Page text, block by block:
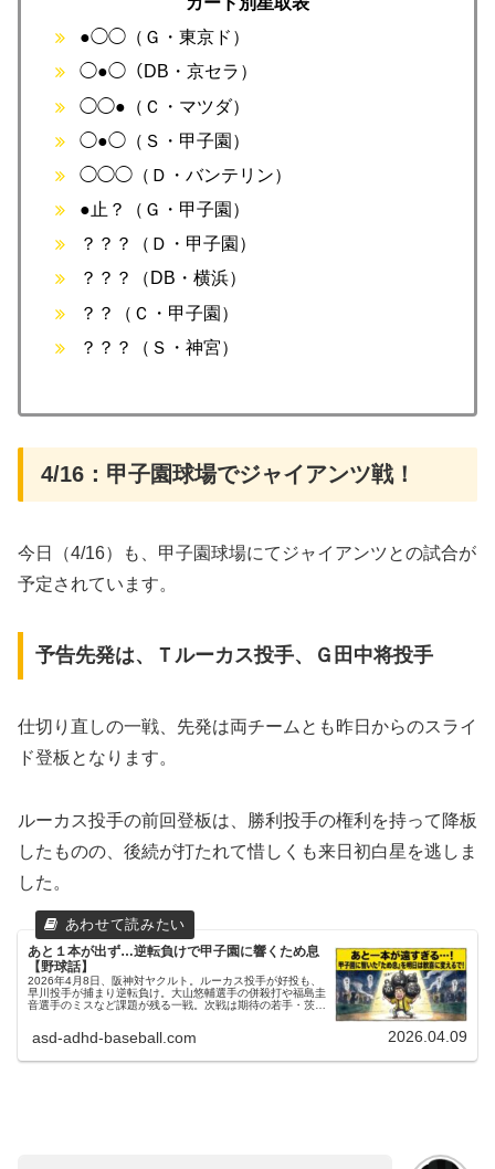
●◯◯（Ｇ・東京ド）
◯●◯（DB・京セラ）
◯◯●（Ｃ・マツダ）
◯●◯（Ｓ・甲子園）
◯◯◯（Ｄ・バンテリン）
●止？（Ｇ・甲子園）
？？？（Ｄ・甲子園）
？？？（DB・横浜）
？？（Ｃ・甲子園）
？？？（Ｓ・神宮）
4/16：甲子園球場でジャイアンツ戦！
今日（4/16）も、甲子園球場にてジャイアンツとの試合が
予定されています。
予告先発は、Ｔルーカス投手、Ｇ田中将投手
仕切り直しの一戦、先発は両チームとも昨日からのスライ
ド登板となります。
​ルーカス投手の前回登板は、勝利投手の権利を持って降板
したものの、後続が打たれて惜しくも来日初白星を逃しま
した。
あと１本が出ず…逆転負けで甲子園に響くため息
【野球話】
2026年4月8日、阪神対ヤクルト。ルーカス投手が好投も、
早川投手が捕まり逆転負け。大山悠輔選手の併殺打や福島圭
音選手のミスなど課題が残る一戦。次戦は期待の若手・茨木
asd-adhd-baseball.com 2026.04.09